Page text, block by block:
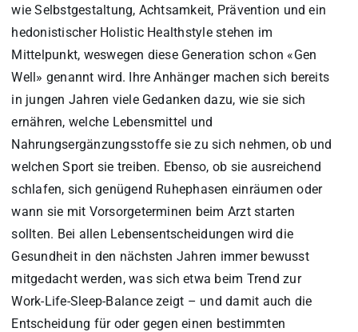
wie Selbstgestaltung, Achtsamkeit, Prävention und ein
hedonistischer Holistic Healthstyle stehen im
Mittelpunkt, weswegen diese Generation schon «Gen
Well» genannt wird. Ihre Anhänger machen sich bereits
in jungen Jahren viele Gedanken dazu, wie sie sich
ernähren, welche Lebensmittel und
Nahrungsergänzungsstoffe sie zu sich nehmen, ob und
welchen Sport sie treiben. Ebenso, ob sie ausreichend
schlafen, sich genügend Ruhephasen einräumen oder
wann sie mit Vorsorgeterminen beim Arzt starten
sollten. Bei allen Lebensentscheidungen wird die
Gesundheit in den nächsten Jahren immer bewusst
mitgedacht werden, was sich etwa beim Trend zur
Work-Life-Sleep-Balance zeigt – und damit auch die
Entscheidung für oder gegen einen bestimmten